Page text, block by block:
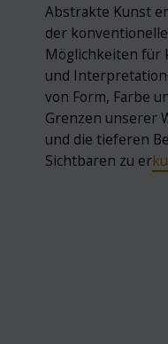
Abstrakte Kunst
der
Möglichkeiten für
und
von Form, Farbe
Grenzen unserer
und die tieferen
Sichtbaren zu er